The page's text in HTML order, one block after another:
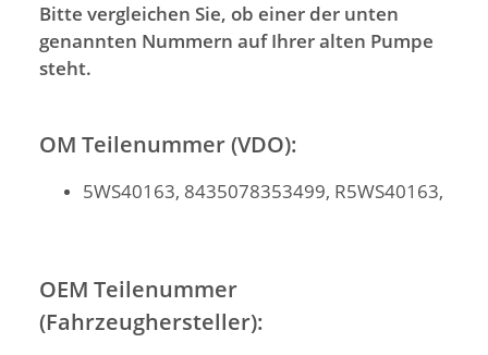
Bitte vergleichen Sie, ob einer der unten
genannten Nummern auf Ihrer alten Pumpe
steht.
OM Teilenummer (VDO):
5WS40163, 8435078353499, R5WS40163,
OEM Teilenummer
(Fahrzeughersteller):